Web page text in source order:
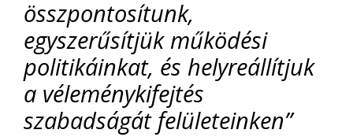
összpontosítunk,
egyszerűsítjük működési
politikáinkat, és helyreállítjuk
a véleménykifejtés
szabadságát felületeinken”